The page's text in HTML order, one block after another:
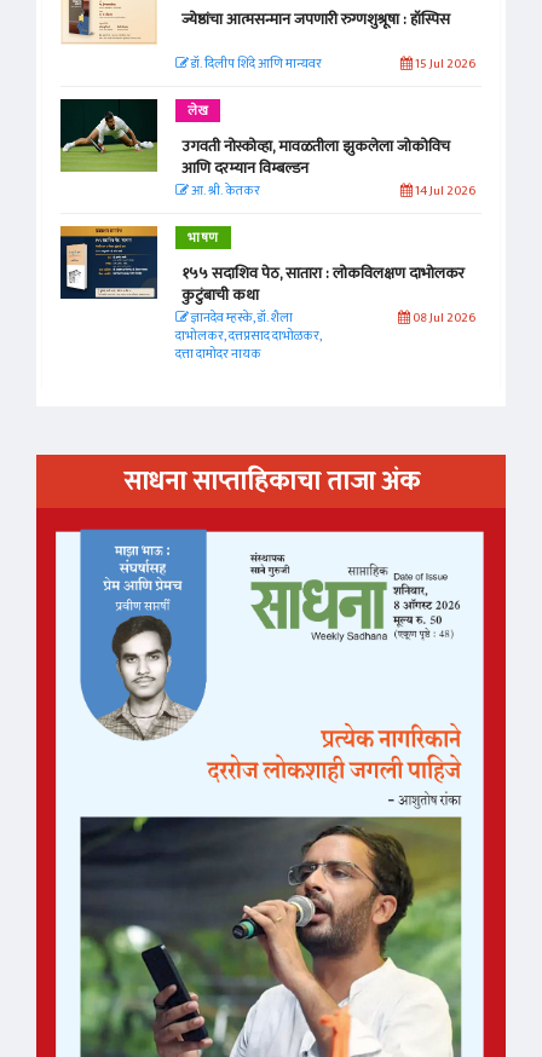
ज्येष्ठांचा आत्मसन्मान जपणारी रुग्णशुश्रूषा : हॉस्पिस
डॉ. दिलीप शिंदे आणि मान्यवर 15 Jul 2026
लेख
उगवती नोस्कोव्हा, मावळतीला झुकलेला जोकोविच
आणि दरम्यान विम्बल्डन
आ. श्री. केतकर 14 Jul 2026
भाषण
१५५ सदाशिव पेठ, सातारा : लोकविलक्षण दाभोलकर
कुटुंबाची कथा
ज्ञानदेव म्हस्के, डॉ. शैला
दाभोलकर, दत्तप्रसाद दाभोळकर,
दत्ता दामोदर नायक
08 Jul 2026
साधना साप्ताहिकाचा ताजा अंक